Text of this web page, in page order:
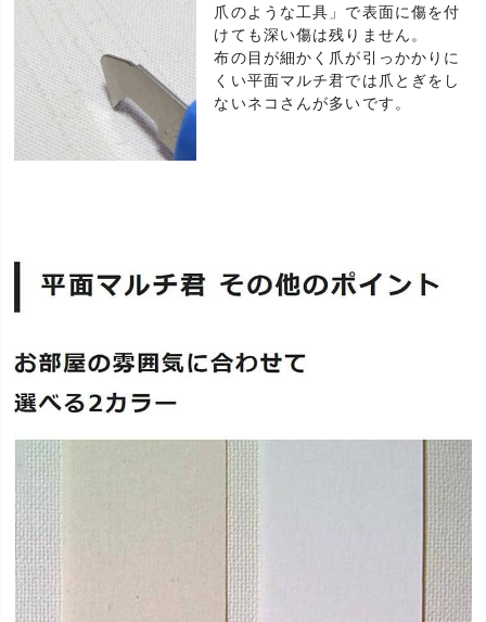
爪のような工具」で表面に傷を付
けても深い傷は残りません。
布の目が細かく爪が引っかかりに
くい平面マルチ君では爪とぎをし
ないネコさんが多いです。